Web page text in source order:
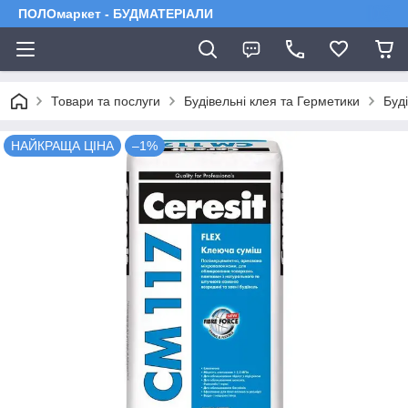
ПОЛОмаркет - БУДМАТЕРІАЛИ
Товари та послуги Будівельні клея та Герметики
НАЙКРАЩА ЦІНА –1%